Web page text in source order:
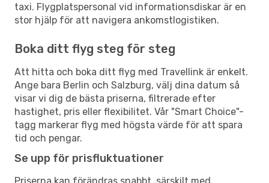
taxi. Flygplatspersonal vid informationsdiskar är en
stor hjälp för att navigera ankomstlogistiken.
Boka ditt flyg steg för steg
Att hitta och boka ditt flyg med Travellink är enkelt.
Ange bara Berlin och Salzburg, välj dina datum så
visar vi dig de bästa priserna, filtrerade efter
hastighet, pris eller flexibilitet. Vår "Smart Choice"-
tagg markerar flyg med högsta värde för att spara
tid och pengar.
Se upp för prisfluktuationer